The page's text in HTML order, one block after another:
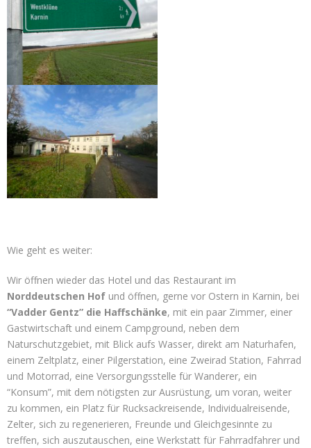
Wie geht es weiter:
Wir öffnen wieder das Hotel und das Restaurant im
Norddeutschen Hof und öffnen, gerne vor Ostern in Karnin, bei
“Vadder Gentz” die Haffschänke, mit ein paar Zimmer, einer
Gastwirtschaft und einem Campground, neben dem
Naturschutzgebiet, mit Blick aufs Wasser, direkt am Naturhafen,
einem Zeltplatz, einer Pilgerstation, eine Zweirad Station, Fahrrad
und Motorrad, eine Versorgungsstelle für Wanderer, ein
“Konsum”, mit dem nötigsten zur Ausrüstung, um voran, weiter
zu kommen, ein Platz für Rucksackreisende, Individualreisende,
Zelter, sich zu regenerieren, Freunde und Gleichgesinnte zu
treffen, sich auszutauschen, eine Werkstatt für Fahrradfahrer und